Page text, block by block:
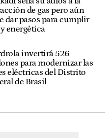
de gas pero aún
dar pasos para cumplir
energética
invertirá 526
para modernizar las
eléctricas del Distrito
de Brasil